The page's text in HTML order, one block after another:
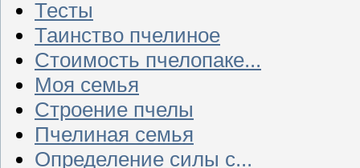
Тесты
Таинство пчелиное
Стоимость пчелопаке...
Моя семья
Строение пчелы
Пчелиная семья
Определение силы с...